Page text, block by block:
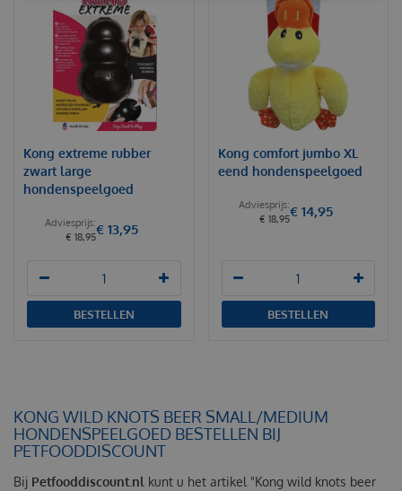
Kong extreme rubber
zwart large
hondenspeelgoed
€ 18,95€ 13,95
BESTELLEN
Kong comfort jumbo XL
eend hondenspeelgoed
€ 18,95€ 14,95
BESTELLEN
KONG WILD KNOTS BEER SMALL/MEDIUM
HONDENSPEELGOED BESTELLEN BIJ
PETFOODDISCOUNT
Bij Petfooddiscount.nl kunt u het artikel "Kong wild knots beer